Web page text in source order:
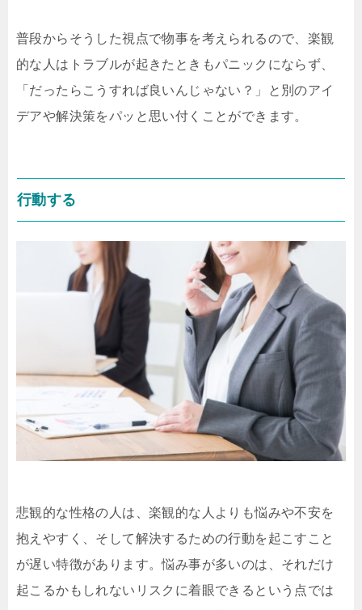
普段からそうした視点で物事を考えられるので、楽観
的な人はトラブルが起きたときもパニックにならず、
「だったらこうすれば良いんじゃない？」と別のアイ
デアや解決策をパッと思い付くことができます。
行動する
悲観的な性格の人は、楽観的な人よりも悩みや不安を
抱えやすく、そして解決するための行動を起こすこと
が遅い特徴があります。悩み事が多いのは、それだけ
起こるかもしれないリスクに着眼できるという点では